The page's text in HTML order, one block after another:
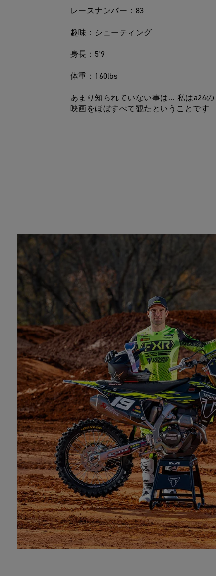
レースナンバー：83
趣味：シューティング
身長：5'9
体重：160lbs
あまり知られていない事は… 私はa24の
映画をほぼすべて観たということです